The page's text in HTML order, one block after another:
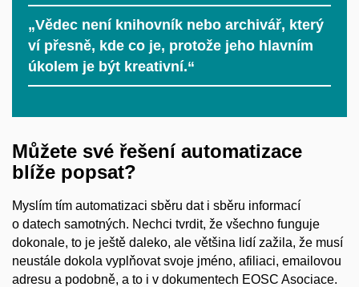
„Vědec není knihovník nebo archivář, který
ví přesně, kde co je, protože jeho hlavním
úkolem je být kreativní.“
Můžete své řešení automatizace
blíže popsat?
Myslím tím automatizaci sběru dat i sběru informací
o datech samotných. Nechci tvrdit, že všechno funguje
dokonale, to je ještě daleko, ale většina lidí zažila, že musí
neustále dokola vyplňovat svoje jméno, afiliaci, emailovou
adresu a podobně, a to i v dokumentech EOSC Asociace.